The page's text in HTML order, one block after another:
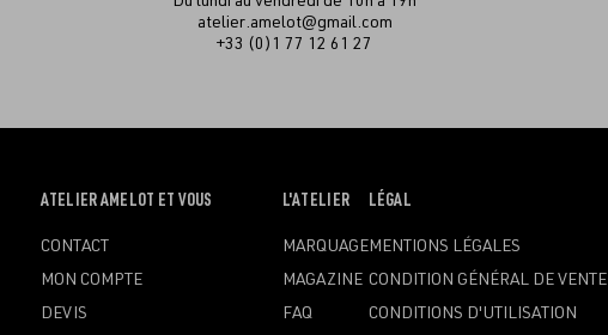
atelier.amelot@gmail.com
+33 (0)1 77 12 61 27
OUVRIR
MENU
ATELIER AMELOT ET VOUS
CONTACT
MON COMPTE
DEVIS
OUVRIR
MENU
L'ATELIER
MARQUAGE
MAGAZINE
FAQ
OUVRIR
MENU
LÉGAL
MENTIONS LÉGALES
CONDITION GÉNÉRAL DE VENTE
CONDITIONS D'UTILISATION